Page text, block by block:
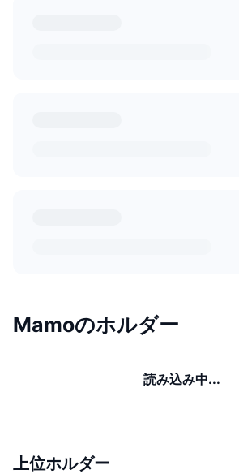
Mamoのホルダー
読み込み中...
上位ホルダー